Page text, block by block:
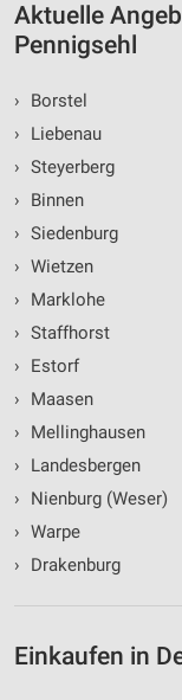
Aktuelle
Pennigsehl
›
Borstel
›
Liebenau
› Steyerberg
›
Binnen
› Siedenburg
› Wietzen
›
Marklohe
› Staffhorst
›
Estorf
›
Maasen
›
Mellinghausen
›
Landesbergen
›
Nienburg (Weser)
› Warpe
›
Drakenburg
Einkaufen in